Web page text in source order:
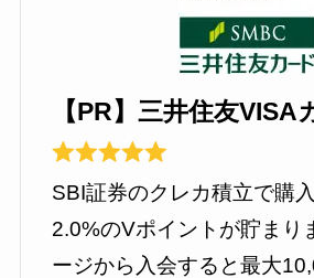
【PR】三井住友VISA
SBI証券のクレカ積立で購
2.0%のVポイントが貯まり
ージから入会すると最大